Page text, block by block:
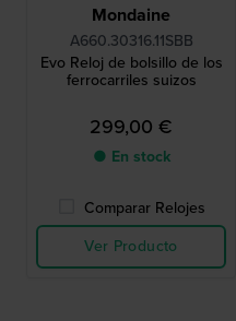
Mondaine
A660.30316.11SBB
Evo Reloj de bolsillo de los
ferrocarriles suizos
299,00 €
● En stock
Comparar Relojes
Ver Producto